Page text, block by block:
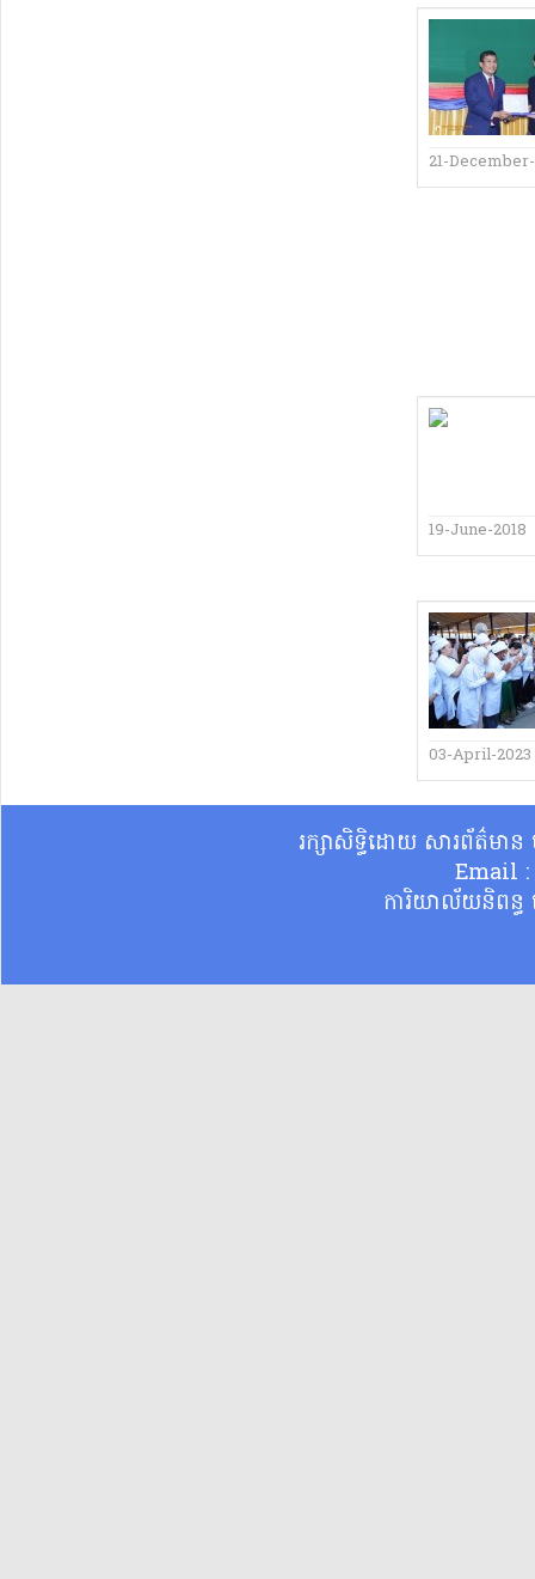
21-
19-June-2018
03-April-2023
រក្សាសិទ្ធិដោយ សារព័ត៌មា
Email
ការិយាល័យនិពន្ធ